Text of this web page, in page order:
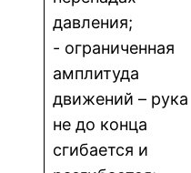
давления;
- ограниченная
амплитуда
движений – рука
не до конца
сгибается и